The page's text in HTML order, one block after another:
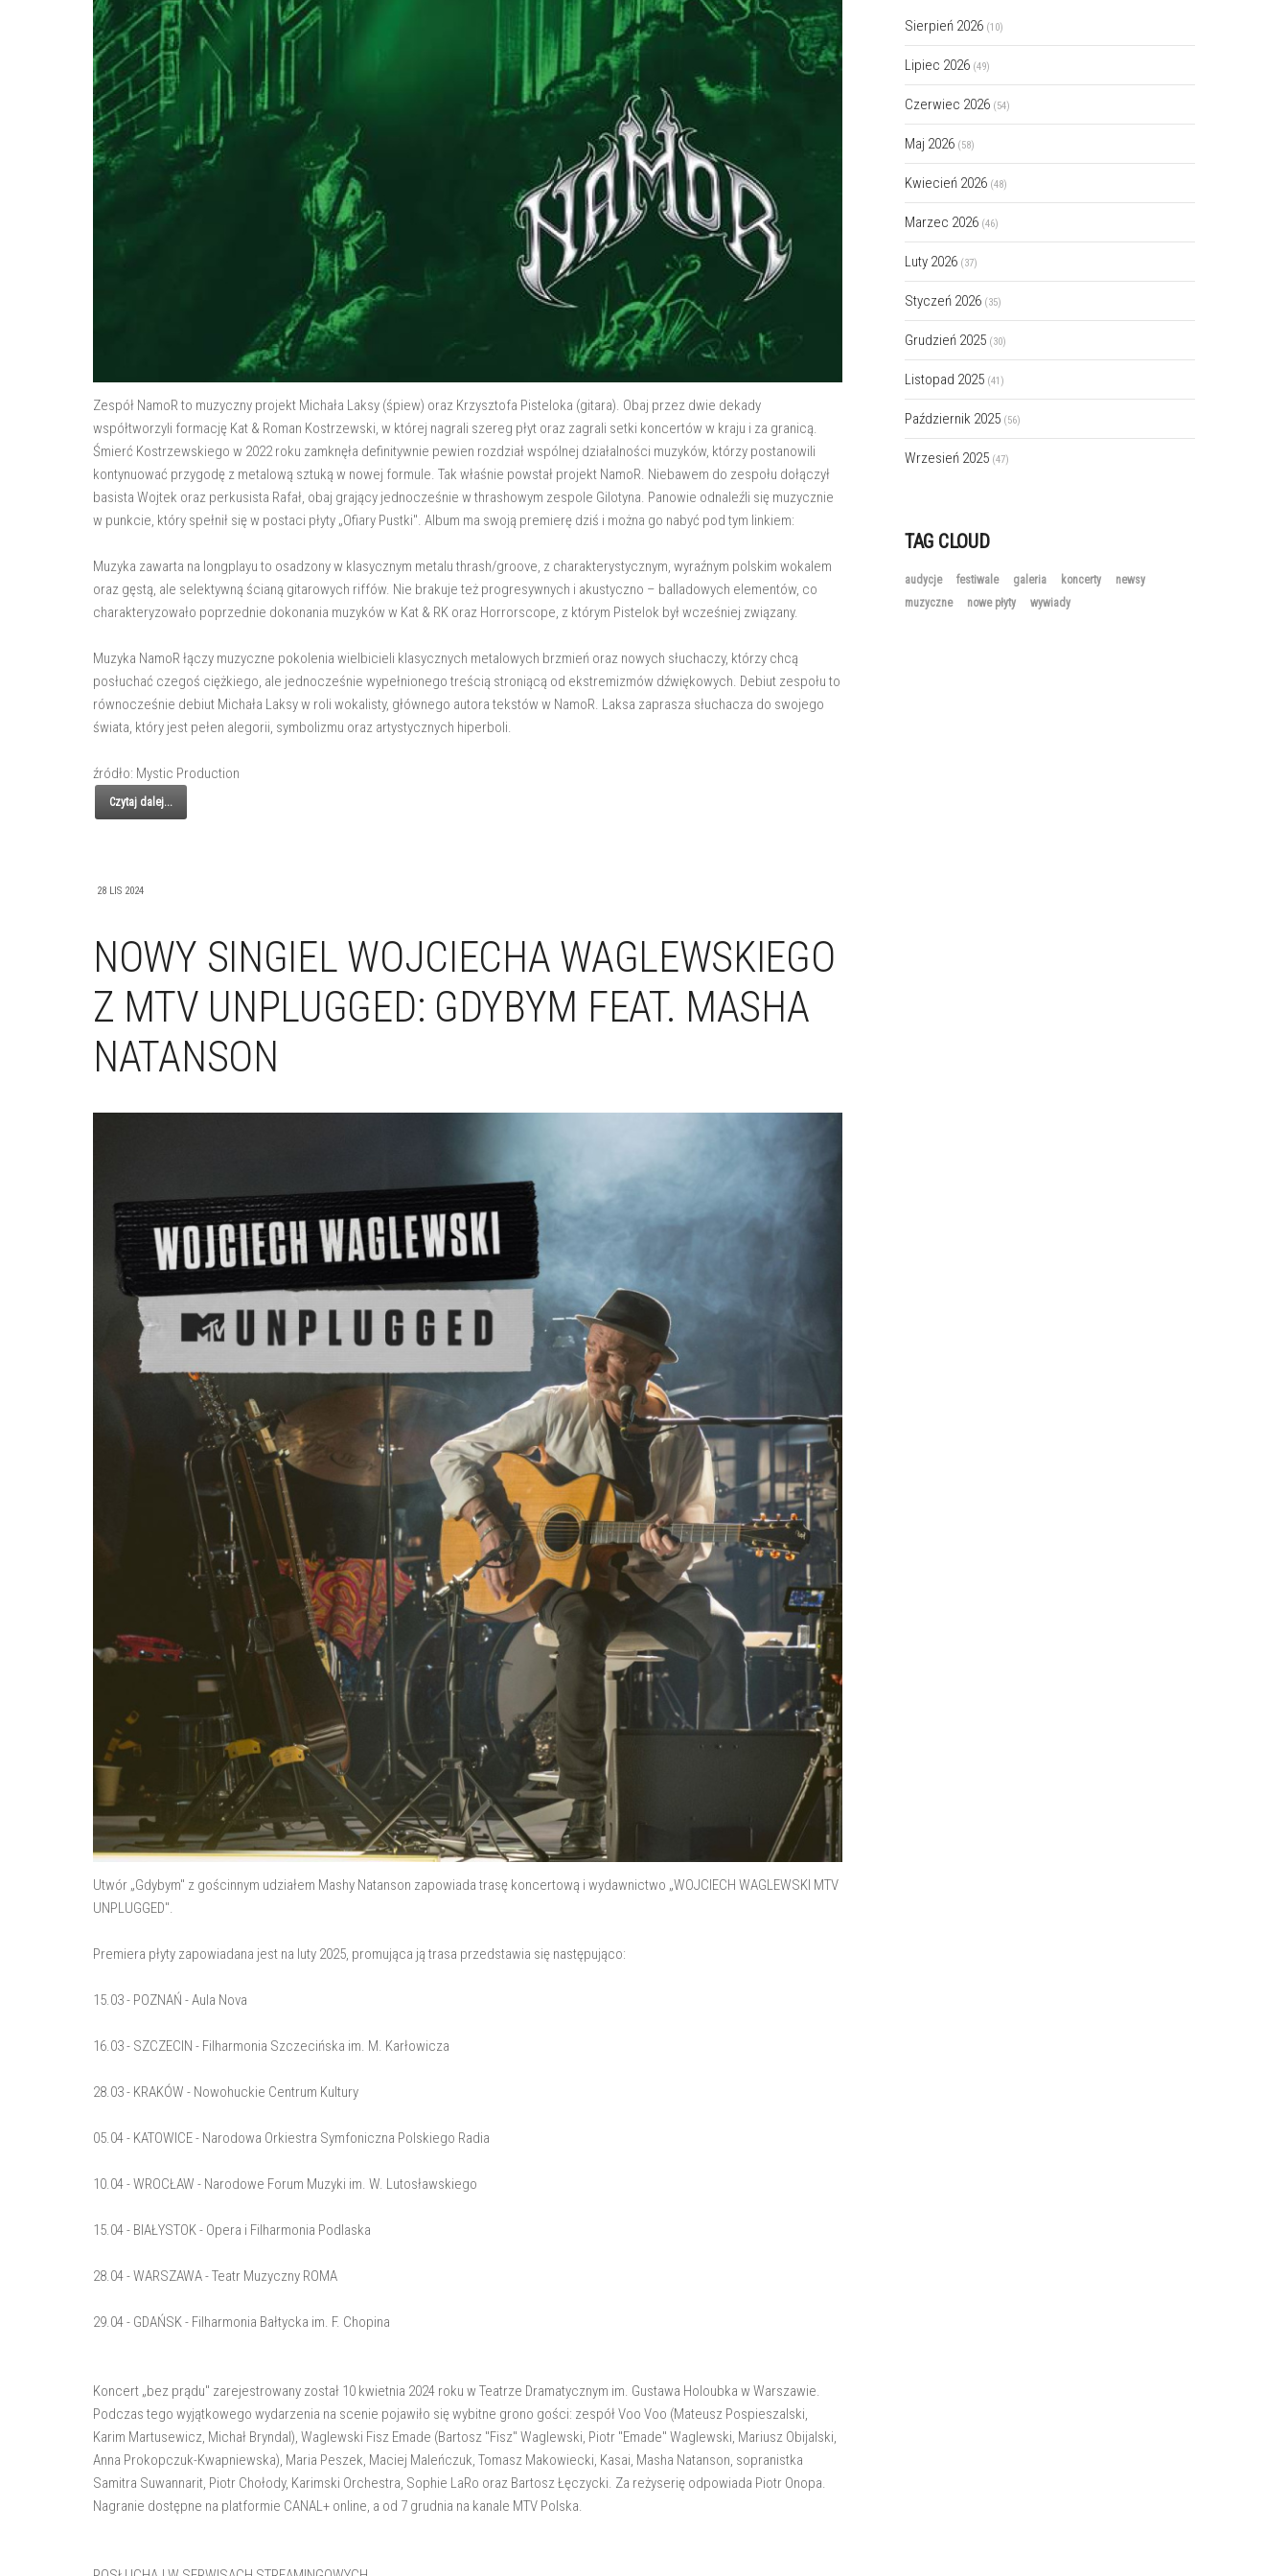
Zespół NamoR to muzyczny projekt Michała Laksy (śpiew) oraz Krzysztofa Pisteloka (gitara). Obaj przez dwie dekady
współtworzyli formację Kat & Roman Kostrzewski, w której nagrali szereg płyt oraz zagrali setki koncertów w kraju i za granicą.
Śmierć Kostrzewskiego w 2022 roku zamknęła definitywnie pewien rozdział wspólnej działalności muzyków, którzy postanowili
kontynuować przygodę z metalową sztuką w nowej formule. Tak właśnie powstał projekt NamoR. Niebawem do zespołu dołączył
basista Wojtek oraz perkusista Rafał, obaj grający jednocześnie w thrashowym zespole Gilotyna. Panowie odnaleźli się muzycznie
w punkcie, który spełnił się w postaci płyty „Ofiary Pustki". Album ma swoją premierę dziś i można go nabyć pod tym linkiem:
Muzyka zawarta na longplayu to osadzony w klasycznym metalu thrash/groove, z charakterystycznym, wyraźnym polskim wokalem
oraz gęstą, ale selektywną ścianą gitarowych riffów. Nie brakuje też progresywnych i akustyczno – balladowych elementów, co
charakteryzowało poprzednie dokonania muzyków w Kat & RK oraz Horrorscope, z którym Pistelok był wcześniej związany.
Muzyka NamoR łączy muzyczne pokolenia wielbicieli klasycznych metalowych brzmień oraz nowych słuchaczy, którzy chcą
posłuchać czegoś ciężkiego, ale jednocześnie wypełnionego treścią stroniącą od ekstremizmów dźwiękowych. Debiut zespołu to
równocześnie debiut Michała Laksy w roli wokalisty, głównego autora tekstów w NamoR. Laksa zaprasza słuchacza do swojego
świata, który jest pełen alegorii, symbolizmu oraz artystycznych hiperboli.
źródło: Mystic Production
Czytaj dalej...
28 LIS 2024
NOWY SINGIEL WOJCIECHA WAGLEWSKIEGO
Z MTV UNPLUGGED: GDYBYM FEAT. MASHA
NATANSON
Utwór „Gdybym" z gościnnym udziałem Mashy Natanson zapowiada trasę koncertową i wydawnictwo „WOJCIECH WAGLEWSKI MTV
UNPLUGGED".
Premiera płyty zapowiadana jest na luty 2025, promująca ją trasa przedstawia się następująco:
15.03 - POZNAŃ - Aula Nova
16.03 - SZCZECIN - Filharmonia Szczecińska im. M. Karłowicza
28.03 - KRAKÓW - Nowohuckie Centrum Kultury
05.04 - KATOWICE - Narodowa Orkiestra Symfoniczna Polskiego Radia
10.04 - WROCŁAW - Narodowe Forum Muzyki im. W. Lutosławskiego
15.04 - BIAŁYSTOK - Opera i Filharmonia Podlaska
28.04 - WARSZAWA - Teatr Muzyczny ROMA
29.04 - GDAŃSK - Filharmonia Bałtycka im. F. Chopina
Koncert „bez prądu" zarejestrowany został 10 kwietnia 2024 roku w Teatrze Dramatycznym im. Gustawa Holoubka w Warszawie.
Podczas tego wyjątkowego wydarzenia na scenie pojawiło się wybitne grono gości: zespół Voo Voo (Mateusz Pospieszalski,
Karim Martusewicz, Michał Bryndal), Waglewski Fisz Emade (Bartosz "Fisz" Waglewski, Piotr "Emade" Waglewski, Mariusz Obijalski,
Anna Prokopczuk-Kwapniewska), Maria Peszek, Maciej Maleńczuk, Tomasz Makowiecki, Kasai, Masha Natanson, sopranistka
Samitra Suwannarit, Piotr Chołody, Karimski Orchestra, Sophie LaRo oraz Bartosz Łęczycki. Za reżyserię odpowiada Piotr Onopa.
Nagranie dostępne na platformie CANAL+ online, a od 7 grudnia na kanale MTV Polska.
Sierpień 2026 (10)
Lipiec 2026 (49)
Czerwiec 2026 (54)
Maj 2026 (58)
Kwiecień 2026 (48)
Marzec 2026 (46)
Luty 2026 (37)
Styczeń 2026 (35)
Grudzień 2025 (30)
Listopad 2025 (41)
Październik 2025 (56)
Wrzesień 2025 (47)
TAG CLOUD
audycje festiwale galeria koncerty
newsy
muzyczne
nowe płyty wywiady